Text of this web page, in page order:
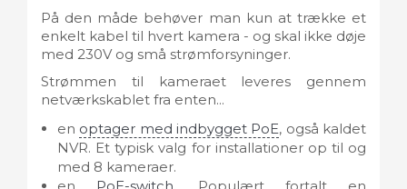
På den måde behøver man kun at trække et
enkelt kabel til hvert kamera - og skal ikke døje
med 230V og små strømforsyninger.
Strømmen til kameraet leveres gennem
netværkskablet fra enten...
en optager med indbygget PoE, også kaldet
NVR. Et typisk valg for installationer op til og
med 8 kameraer.